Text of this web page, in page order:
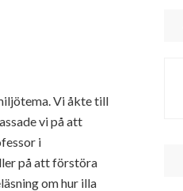
Vi åkte till
vi på att
i
på att förstöra
om hur illa